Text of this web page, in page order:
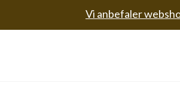
Vi anbefaler